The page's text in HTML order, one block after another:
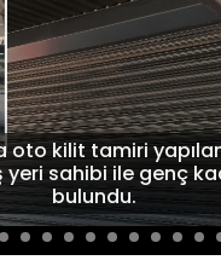
oto kilit tamiri
yeri sahibi ile genç
bulundu.